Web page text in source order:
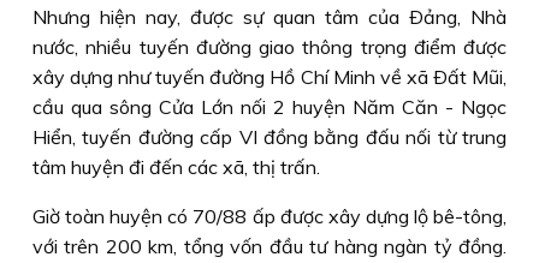
Nhưng hiện nay, được sự quan tâm của Ðảng, Nhà
nước, nhiều tuyến đường giao thông trọng điểm được
xây dựng như tuyến đường Hồ Chí Minh về xã Ðất Mũi,
cầu qua sông Cửa Lớn nối 2 huyện Năm Căn - Ngọc
Hiển, tuyến đường cấp VI đồng bằng đấu nối từ trung
tâm huyện đi đến các xã, thị trấn.
Giờ toàn huyện có 70/88 ấp được xây dựng lộ bê-tông,
với trên 200 km, tổng vốn đầu tư hàng ngàn tỷ đồng.